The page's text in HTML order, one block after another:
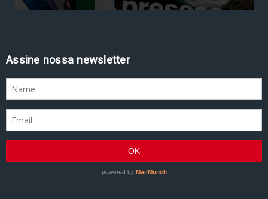
Assine nossa newsletter